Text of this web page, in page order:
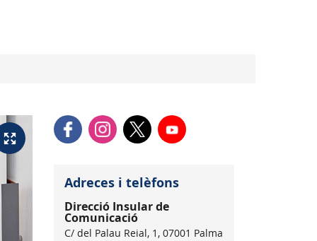
Adreces i telèfons
Direcció Insular de
Comunicació
C/ del Palau Reial, 1, 07001 Palma